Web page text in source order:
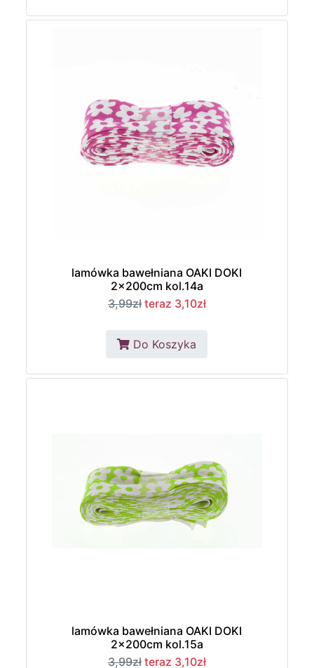
lamówka bawełniana OAKI DOKI
2x200cm kol.14a
3,99zł teraz 3,10zł
Do Koszyka
lamówka bawełniana OAKI DOKI
2x200cm kol.15a
3,99zł teraz 3,10zł